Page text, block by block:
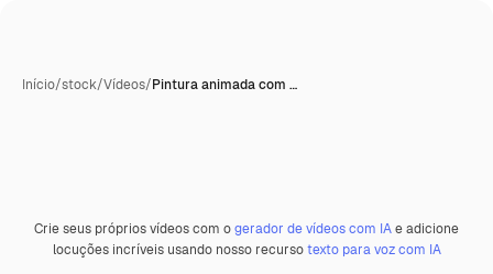
Início/stock/Vídeos/Pintura animada com …
Premium
Crie seus próprios vídeos com ogerador de vídeos com IAe adicione
locuções incríveis usando nosso recursotexto para voz com IA